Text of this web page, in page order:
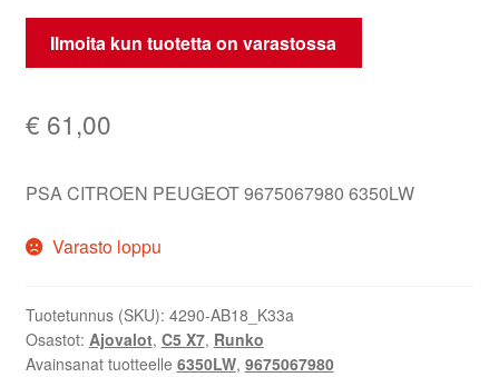
Ilmoita kun tuotetta on varastossa
€ 61,00
PSA CITROEN PEUGEOT 9675067980 6350LW
Varasto loppu
Tuotetunnus (SKU): 4290-AB18_K33a
Osastot: Ajovalot, C5 X7, Runko
Avainsanat tuotteelle 6350LW, 9675067980